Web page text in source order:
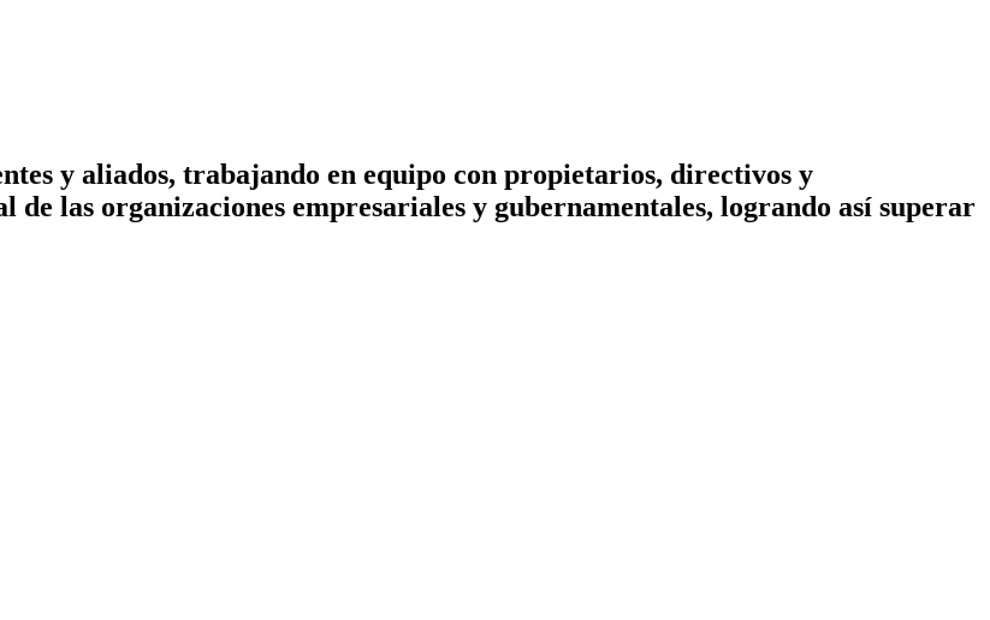
y aliados, trabajando en equipo con propietarios, directivos y
las organizaciones empresariales y gubernamentales, logrando así superar